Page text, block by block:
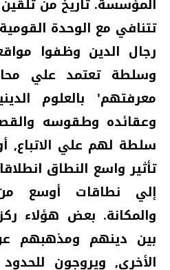
تتنافي مع الوحدة
رجال الدين وظفوا
وسلطة تعتمد علي
معرفتهم‏'‏ بالعلوم
وعقائده وطقوسه
سلطة لهم علي الاتباع‏,‏
تأثير واسع النطاق
إلي نطاقات أوسع
والمكانة‏.‏ بعض هؤلاء
بين دينهم ومذهبهم
الأخري‏,‏ ويروجون للحدود